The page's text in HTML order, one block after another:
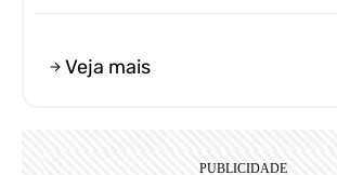
Veja mais